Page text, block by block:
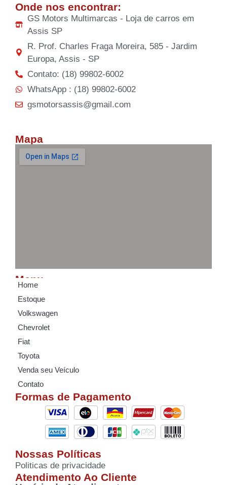
Onde nos encontrar:
GS Motors Multimarcas - Loja de carros em
Assis SP
R. Prof. Charles Fraga Moreira, 585 - Jardim
Europa, Assis - SP
Contato: (18) 99802-6002
WhatsApp : (18) 99802-6002
gsmotorsassis@gmail.com
Mapa
Menu
Home
Estoque
Volkswagen
Chevrolet
Fiat
Toyota
Venda seu Veículo
Contato
Formas de Pagamento
Nossas Políticas
Politicas de privacidade
Atendimento Ao Cliente